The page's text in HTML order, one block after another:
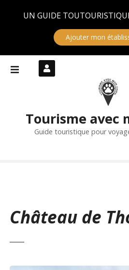
UN GUIDE
Ajouter mon
Tourisme avec
Guide touristique pour
Château de